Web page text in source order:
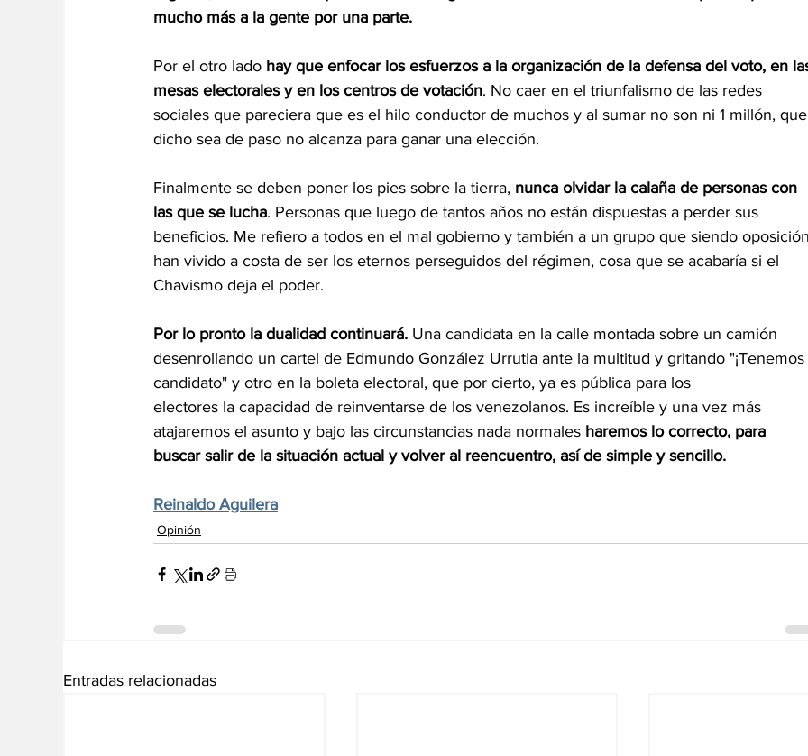
mucho más a la gente por una parte.
Por el otro lado hay que enfocar los esfuerzos a la organización de la defensa del voto, en
mesas electorales y en los centros de votación. No caer en el triunfalismo de las redes
sociales que pareciera que es el hilo conductor de muchos y al sumar no son ni 1 millón, que
dicho sea de paso no alcanza para ganar una elección.
Finalmente se deben poner los pies sobre la tierra, nunca olvidar la calaña de personas con
las que se lucha. Personas que luego de tantos años no están dispuestas a perder sus
beneficios. Me refiero a todos en el mal gobierno y también a un grupo que siendo
han vivido a costa de ser los eternos perseguidos del régimen, cosa que se acabaría si el
Chavismo deja el poder.
Por lo pronto la dualidad continuará. Una candidata en la calle montada sobre un camión
desenrollando un cartel de Edmundo González Urrutia ante la multitud y gritando "¡Tenemos
candidato" y otro en la boleta electoral, que por cierto, ya es pública para los
electores la capacidad de reinventarse de los venezolanos. Es increíble y una vez más
atajaremos el asunto y bajo las circunstancias nada normales haremos lo correcto, para
buscar salir de la situación actual y volver al reencuentro, así de simple y sencillo.
Reinaldo Aguilera
Opinión
Entradas relacionadas